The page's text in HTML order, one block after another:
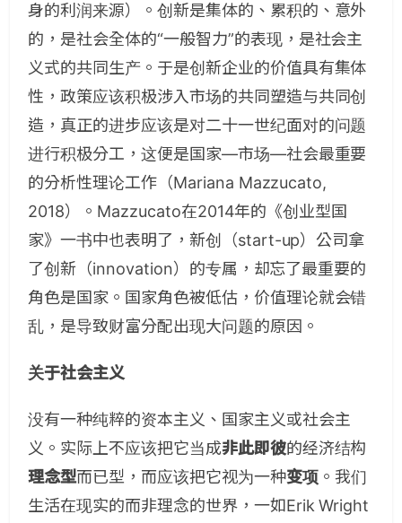
身的利润来源）。创新是集体的、累积的、意外
的，是社会全体的“一般智力”的表现，是社会主
义式的共同生产。于是创新企业的价值具有集体
性，政策应该积极涉入市场的共同塑造与共同创
造，真正的进步应该是对二十一世纪面对的问题
进行积极分工，这便是国家—市场—社会最重要
的分析性理论工作（Mariana Mazzucato,
2018）。Mazzucato在2014年的《创业型国
家》一书中也表明了，新创（start-up）公司拿
了创新（innovation）的专属，却忘了最重要的
角色是国家。国家角色被低估，价值理论就会错
乱，是导致财富分配出现大问题的原因。
关于社会主义
没有一种纯粹的资本主义、国家主义或社会主
义。实际上不应该把它当成非此即彼的经济结构
理念型而已型，而应该把它视为一种变项。我们
生活在现实的而非理念的世界，一如Erik Wright